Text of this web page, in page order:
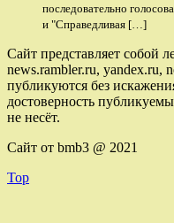
последовательно
и "Справедливая […]
Сайт представляет собой
news.rambler.ru, yandex.ru,
публикуются без
достоверность
не несёт.
Сайт от bmb3 @ 2021
Top